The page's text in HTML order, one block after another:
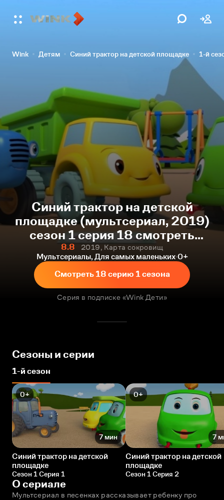
Wink Детям Синий трактор на детской площадке 1-й
Синий трактор на детской
площадке (мультсериал, 2019)
сезон 1 серия 18 смотреть
онлайн
8.8
2019, Карта сокровищ
Мультсериалы, Для самых маленьких 0+
Смотреть 18 серию 1 сезона
Серия в подписке «Wink Дети»
Сезоны и серии
1-й сезон
0+
7 мин
Синий трактор на детской
площадке
Сезон 1 Серия 1
0+
7
Синий трактор на детской
площадке
Сезон 1 Серия 2
О сериале
Мультсериал в песенках рассказывает ребeнку про